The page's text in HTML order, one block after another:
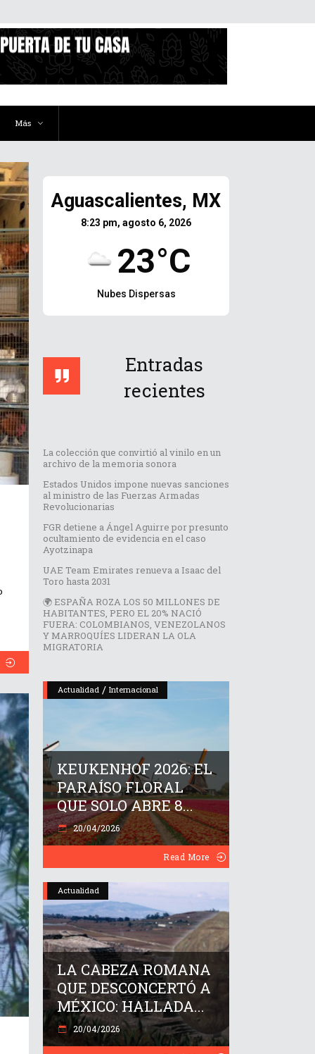
Más
Aguascalientes, MX
8:23 pm, agosto 6, 2026
23°C
Nubes Dispersas
Entradas
recientes
La colección que convirtió al vinilo en un
archivo de la memoria sonora
Estados Unidos impone nuevas sanciones
al ministro de las Fuerzas Armadas
Revolucionarias
FGR detiene a Ángel Aguirre por presunto
ocultamiento de evidencia en el caso
Ayotzinapa
UAE Team Emirates renueva a Isaac del
Toro hasta 2031
🌍 ESPAÑA ROZA LOS 50 MILLONES DE
HABITANTES, PERO EL 20% NACIÓ
FUERA: COLOMBIANOS, VENEZOLANOS
Y MARROQUÍES LIDERAN LA OLA
MIGRATORIA
Actualidad / Internacional
KEUKENHOF 2026: EL
PARAÍSO FLORAL
QUE SOLO ABRE 8...
20/04/2026
Read More
Actualidad
LA CABEZA ROMANA
QUE DESCONCERTÓ A
MÉXICO: HALLADA...
20/04/2026